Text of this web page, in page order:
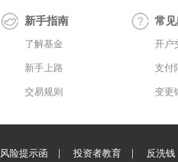
新手指南
了解基金
新手上路
交易规则
常
开户
支付
变更
风险提示函 | 投资者教育 | 反洗钱